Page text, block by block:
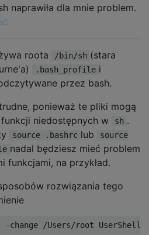
naprawiła dla mnie problem.
roota /bin/sh (stara
.bash_profile i
przez bash.
ponieważ te pliki mogą
niedostępnych w
sh .
source .bashrc lub
source
nadal będziesz mieć problem
funkcjami, na przykład.
rozwiązania tego
-change /Users/root UserShell